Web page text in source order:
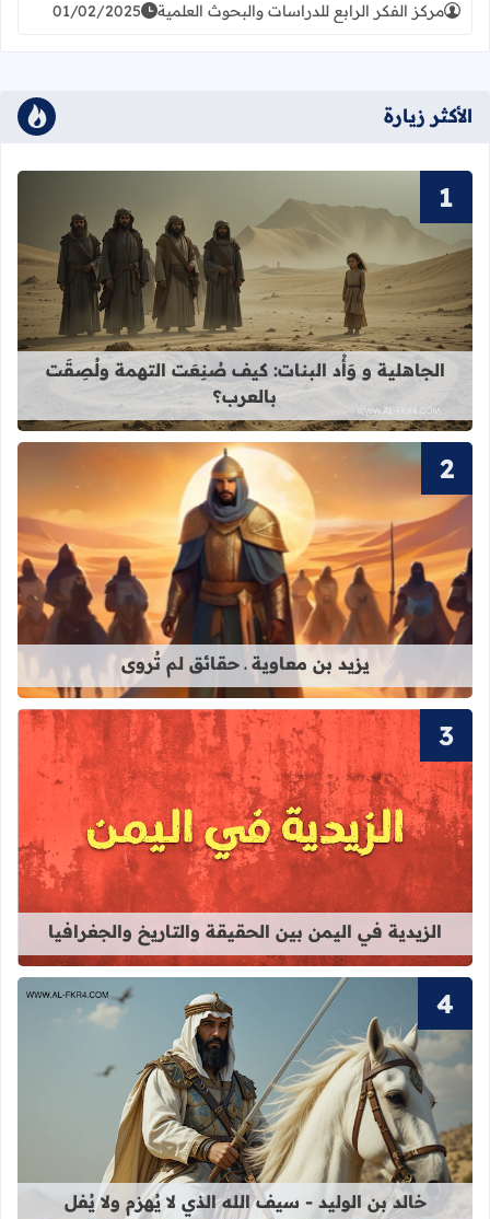
مركز الفكر الرابع للدراسات والبحوث العلمية 01/02/2025
الأكثر زيارة
قراءة المزيد عن الجاهلية و وَأْد
الجاهلية و وَأْد البنات: كيف صُنِعَت التهمة ولُصِقَت
بالعرب؟
قراءة المزيد عن يزيد بن معاوية ـ
يزيد بن معاوية ـ حقائق لم تُروى
قراءة المزيد عن الزيدية في اليمن بين
الزيدية في اليمن بين الحقيقة والتاريخ والجغرافيا
قراءة المزيد عن خالد بن الوليد - سيف
خالد بن الوليد - سيف الله الذي لا يُهزم ولا يُفل